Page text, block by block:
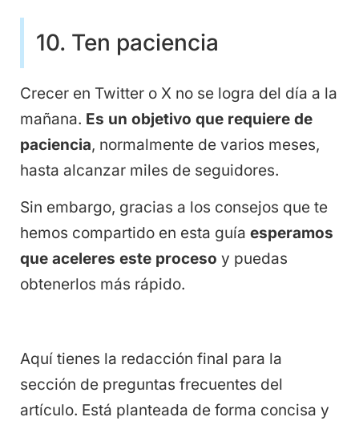
10. Ten paciencia
Crecer en Twitter o X no se logra del día a la
mañana. Es un objetivo que requiere de
paciencia, normalmente de varios meses,
hasta alcanzar miles de seguidores.
Sin embargo, gracias a los consejos que te
hemos compartido en esta guía esperamos
que aceleres este proceso y puedas
obtenerlos más rápido.
Aquí tienes la redacción final para la
sección de preguntas frecuentes del
artículo. Está planteada de forma concisa y